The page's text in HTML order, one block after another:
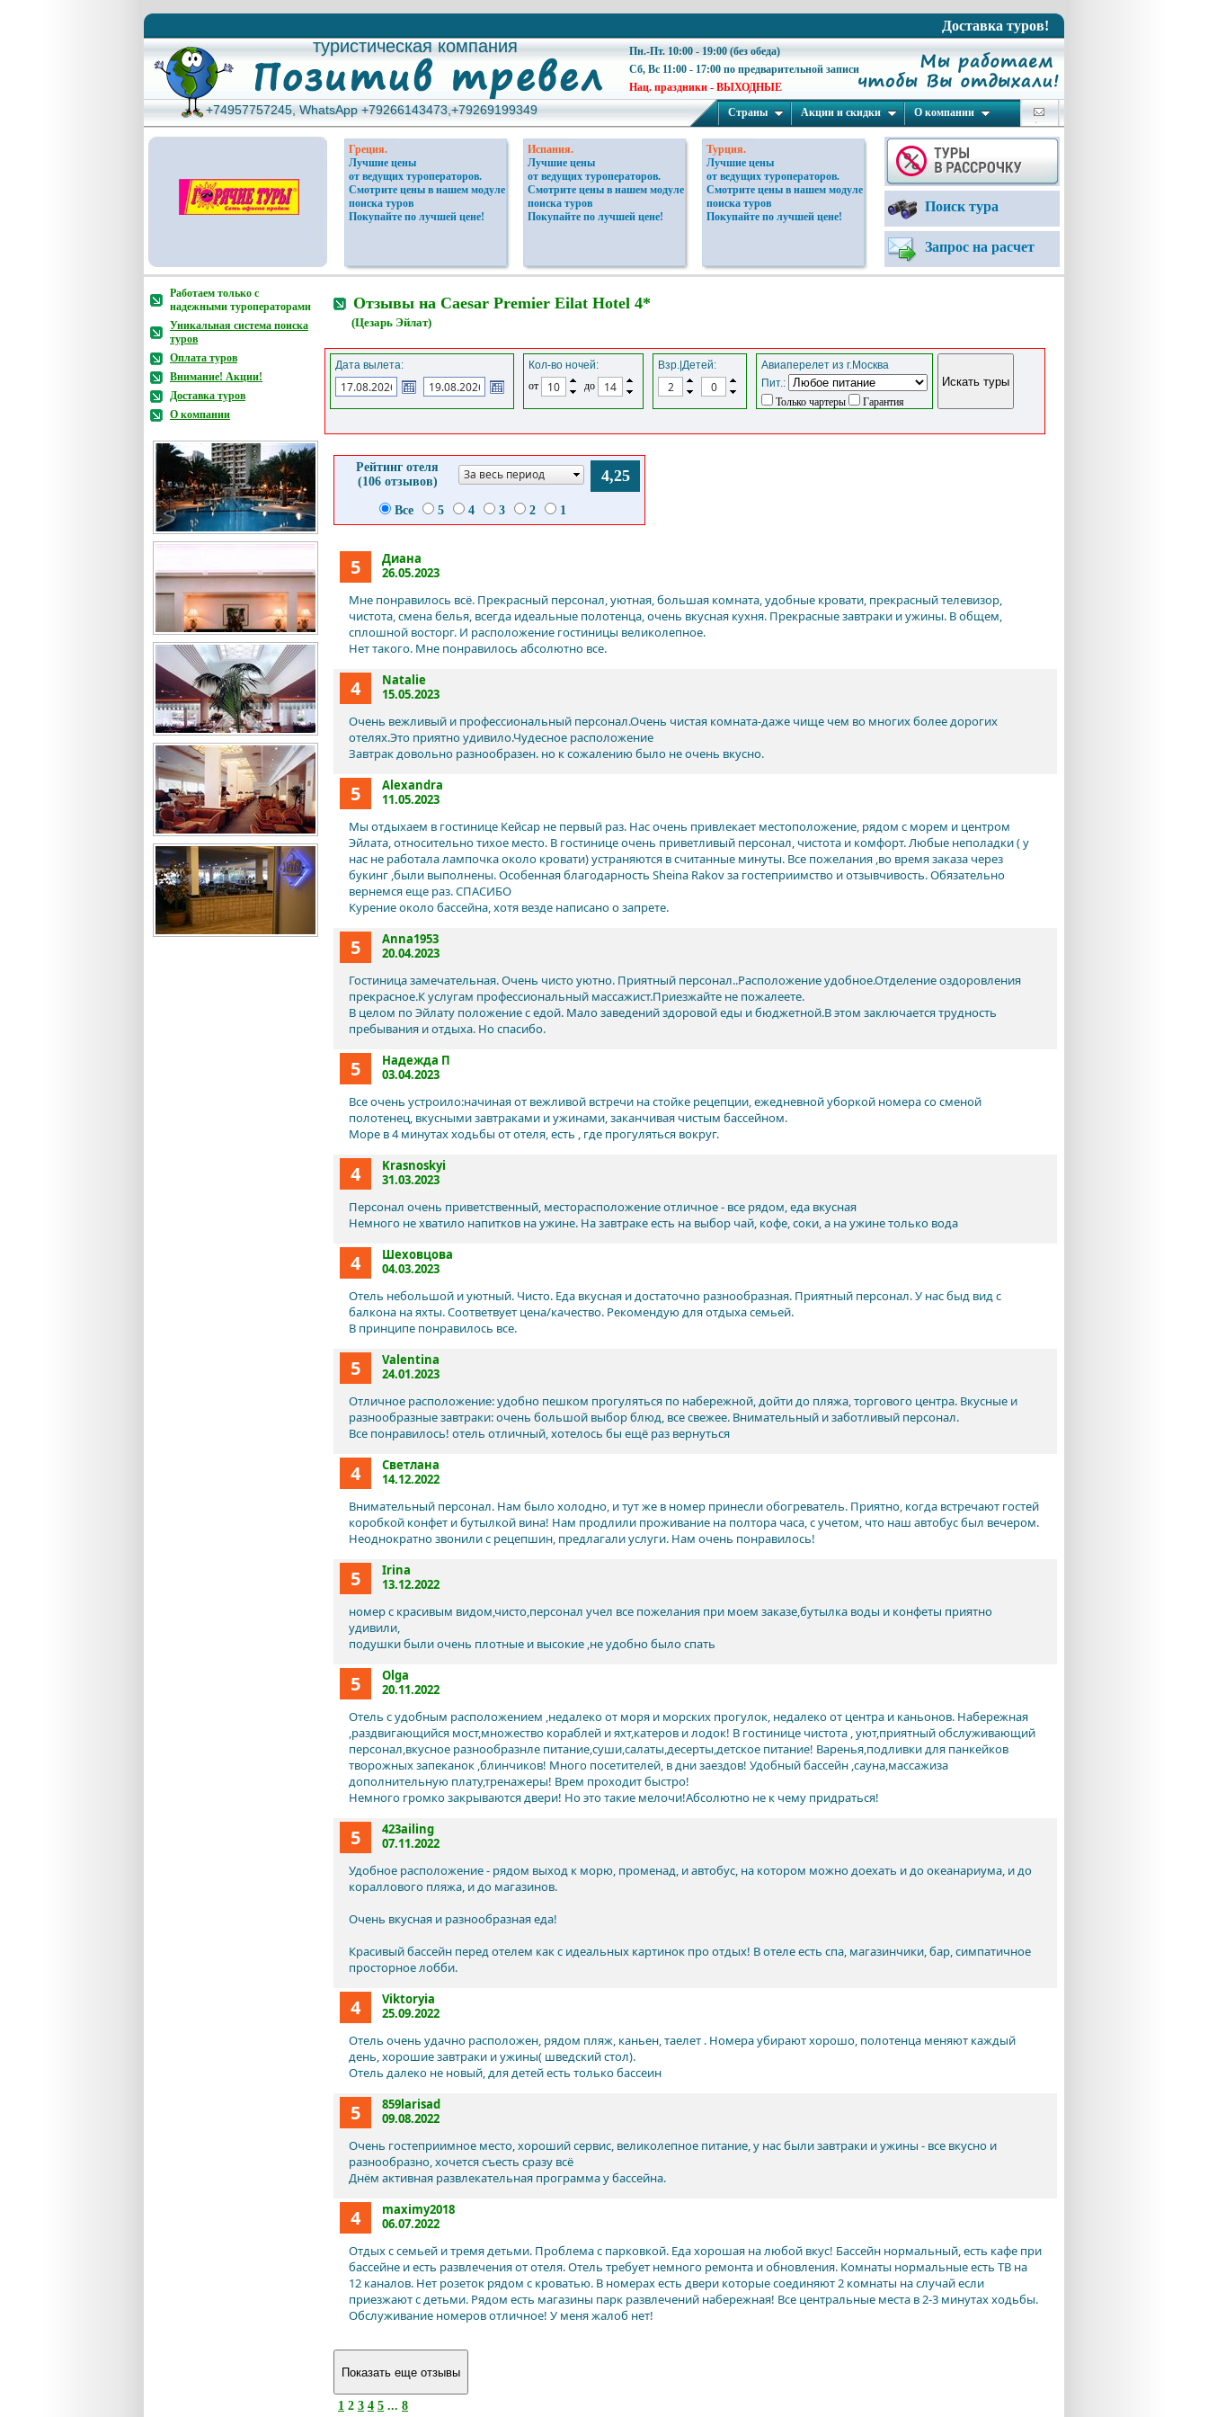
Доставка туров!
туристическая компания
туристическая компания
Пн.-Пт. 10:00 - 19:00 (без обеда)
Сб, Вс 11:00 - 17:00 по предварительной записи
Нац. праздники - ВЫХОДНЫЕ
+74957757245, WhatsApp +79266143473,+79269199349
+74957757245, WhatsApp +79266143473,+79269199349 Страны Акции и скидки О компании
Греция.
Лучшие цены
от ведущих туроператоров.
Смотрите цены в нашем модуле
поиска туров
Покупайте по лучшей цене!
Испания.
Лучшие цены
от ведущих туроператоров.
Смотрите цены в нашем модуле
поиска туров
Покупайте по лучшей цене!
Турция.
Лучшие цены
от ведущих туроператоров.
Смотрите цены в нашем модуле
поиска туров
Покупайте по лучшей цене!
Поиск тура
Запрос на расчет
Работаем только с
надежными туроператорами
Уникальная система поиска
туров
Оплата туров
Внимание! Акции!
Доставка туров
О компании
Отзывы на Caesar Premier Eilat Hotel 4*
(Цезарь Эйлат)
Дата вылета:
Кол-во ночей:
от
до
Взр.|Детей:
Авиаперелет из г.Москва
Пит.:
Только чартеры
Гарантия
Рейтинг отеля
(106 отзывов)
За весь период 4,25
Все 5 4 3 2 1
5
Диана
26.05.2023
Мне понравилось всё. Прекрасный персонал, уютная, большая комната, удобные кровати, прекрасный телевизор,
чистота, смена белья, всегда идеальные полотенца, очень вкусная кухня. Прекрасные завтраки и ужины. В общем,
сплошной восторг. И расположение гостиницы великолепное.
Нет такого. Мне понравилось абсолютно все.
4
Natalie
15.05.2023
Очень вежливый и профессиональный персонал.Очень чистая комната-даже чище чем во многих более дорогих
отелях.Это приятно удивило.Чудесное расположение
Завтрак довольно разнообразен. но к сожалению было не очень вкусно.
5
Alexandra
11.05.2023
Мы отдыхаем в гостинице Кейсар не первый раз. Нас очень привлекает местоположение, рядом с морем и центром
Эйлата, относительно тихое место. В гостинице очень приветливый персонал, чистота и комфорт. Любые неполадки ( у
нас не работала лампочка около кровати) устраняются в считанные минуты. Все пожелания ,во время заказа через
букинг ,были выполнены. Особенная благодарность Sheina Rakov за гостеприимство и отзывчивость. Обязательно
вернемся еще раз. СПАСИБО
Курение около бассейна, хотя везде написано о запрете.
5
Anna1953
20.04.2023
Гостиница замечательная. Очень чисто уютно. Приятный персонал..Расположение удобное.Отделение оздоровления
прекрасное.К услугам профессиональный массажист.Приезжайте не пожалеете.
В целом по Эйлату положение с едой. Мало заведений здоровой еды и бюджетной.В этом заключается трудность
пребывания и отдыха. Но спасибо.
5
Надежда П
03.04.2023
Все очень устроило:начиная от вежливой встречи на стойке рецепции, ежедневной уборкой номера со сменой
полотенец, вкусными завтраками и ужинами, заканчивая чистым бассейном.
Море в 4 минутах ходьбы от отеля, есть , где прогуляться вокруг.
4
Krasnoskyi
31.03.2023
Персонал очень приветственный, месторасположение отличное - все рядом, еда вкусная
Немного не хватило напитков на ужине. На завтраке есть на выбор чай, кофе, соки, а на ужине только вода
4
Шеховцова
04.03.2023
Отель небольшой и уютный. Чисто. Еда вкусная и достаточно разнообразная. Приятный персонал. У нас быд вид с
балкона на яхты. Соответвует цена/качество. Рекомендую для отдыха семьей.
В принципе понравилось все.
5
Valentina
24.01.2023
Отличное расположение: удобно пешком прогуляться по набережной, дойти до пляжа, торгового центра. Вкусные и
разнообразные завтраки: очень большой выбор блюд, все свежее. Внимательный и заботливый персонал.
Все понравилось! отель отличный, хотелось бы ещё раз вернуться
4
Светлана
14.12.2022
Внимательный персонал. Нам было холодно, и тут же в номер принесли обогреватель. Приятно, когда встречают гостей
коробкой конфет и бутылкой вина! Нам продлили проживание на полтора часа, с учетом, что наш автобус был вечером.
Неоднократно звонили с рецепшин, предлагали услуги. Нам очень понравилось!
5
Irina
13.12.2022
номер с красивым видом,чисто,персонал учел все пожелания при моем заказе,бутылка воды и конфеты приятно
удивили,
подушки были очень плотные и высокие ,не удобно было спать
5
Olga
20.11.2022
Отель с удобным расположением ,недалеко от моря и морских прогулок, недалеко от центра и каньонов. Набережная
,раздвигающийся мост,множество кораблей и яхт,катеров и лодок! В гостинице чистота , уют,приятный обслуживающий
персонал,вкусное разнообразнле питание,суши,салаты,десерты,детское питание! Варенья,подливки для панкейков
творожных запеканок ,блинчиков! Много посетителей, в дни заездов! Удобный бассейн ,сауна,массажиза
дополнительную плату,тренажеры! Врем проходит быстро!
Немного громко закрываются двери! Но это такие мелочи!Абсолютно не к чему придраться!
5
423ailing
07.11.2022
Удобное расположение - рядом выход к морю, променад, и автобус, на котором можно доехать и до океанариума, и до
кораллового пляжа, и до магазинов.
Очень вкусная и разнообразная еда!
Красивый бассейн перед отелем как с идеальных картинок про отдых! В отеле есть спа, магазинчики, бар, симпатичное
просторное лобби.
4
Viktoryia
25.09.2022
Отель очень удачно расположен, рядом пляж, каньен, таелет . Номера убирают хорошо, полотенца меняют каждый
день, хорошие завтраки и ужины( шведский стол).
Отель далеко не новый, для детей есть только бассеин
5
859larisad
09.08.2022
Очень гостеприимное место, хороший сервис, великолепное питание, у нас были завтраки и ужины - все вкусно и
разнообразно, хочется съесть сразу всё
Днём активная развлекательная программа у бассейна.
4
maximy2018
06.07.2022
Отдых с семьей и тремя детьми. Проблема с парковкой. Еда хорошая на любой вкус! Бассейн нормальный, есть кафе при
бассейне и есть развлечения от отеля. Отель требует немного ремонта и обновления. Комнаты нормальные есть ТВ на
12 каналов. Нет розеток рядом с кроватью. В номерах есть двери которые соединяют 2 комнаты на случай если
приезжают с детьми. Рядом есть магазины парк развлечений набережная! Все центральные места в 2-3 минутах ходьбы.
Обслуживание номеров отличное! У меня жалоб нет!
1 2 3 4 5 ... 8